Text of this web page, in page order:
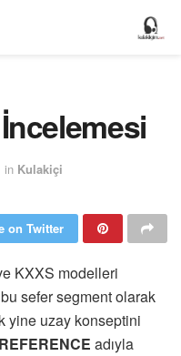
in Kulakiçi
on Twitter
KXXS modelleri
bu sefer segment olarak
yine uzay konseptini
adıyla